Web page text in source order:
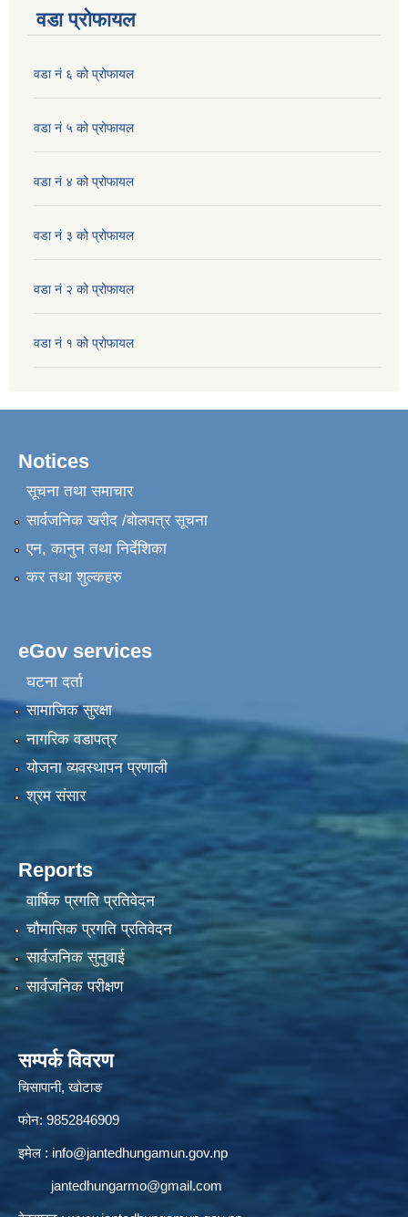
वडा प्रोफायल
वडा नं ६ को प्रोफायल
वडा नं ५ को प्रोफायल
वडा नं ४ को प्रोफायल
वडा नं ३ को प्रोफायल
वडा नं २ को प्रोफायल
वडा नं १ को प्रोफायल
Notices
सूचना तथा समाचार
सार्वजनिक खरीद /बोलपत्र सूचना
एन, कानुन तथा निर्देशिका
कर तथा शुल्कहरु
eGov services
घटना दर्ता
सामाजिक सुरक्षा
नागरिक वडापत्र
योजना व्यवस्थापन प्रणाली
श्रम संसार
Reports
वार्षिक प्रगति प्रतिवेदन
चौमासिक प्रगति प्रतिवेदन
सार्वजनिक सुनुवाई
सार्वजनिक परीक्षण
सम्पर्क विवरण
चिसापानी, खोटाङ
फोन: 9852846909
इमेल : info@jantedhungamun.gov.np
jantedhungarmo@gmail.com